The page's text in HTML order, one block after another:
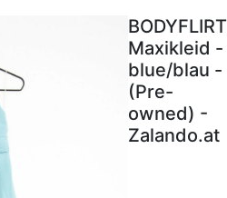
BODYFLIRT
Maxikleid -
blue/blau -
(Pre-
owned) -
Zalando.at